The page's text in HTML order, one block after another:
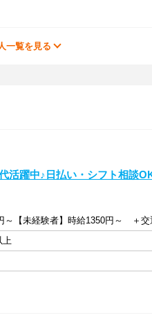
一覧を見る
活躍中♪日払い・シフト相談
～【未経験者】時給1350円～ ＋交
上